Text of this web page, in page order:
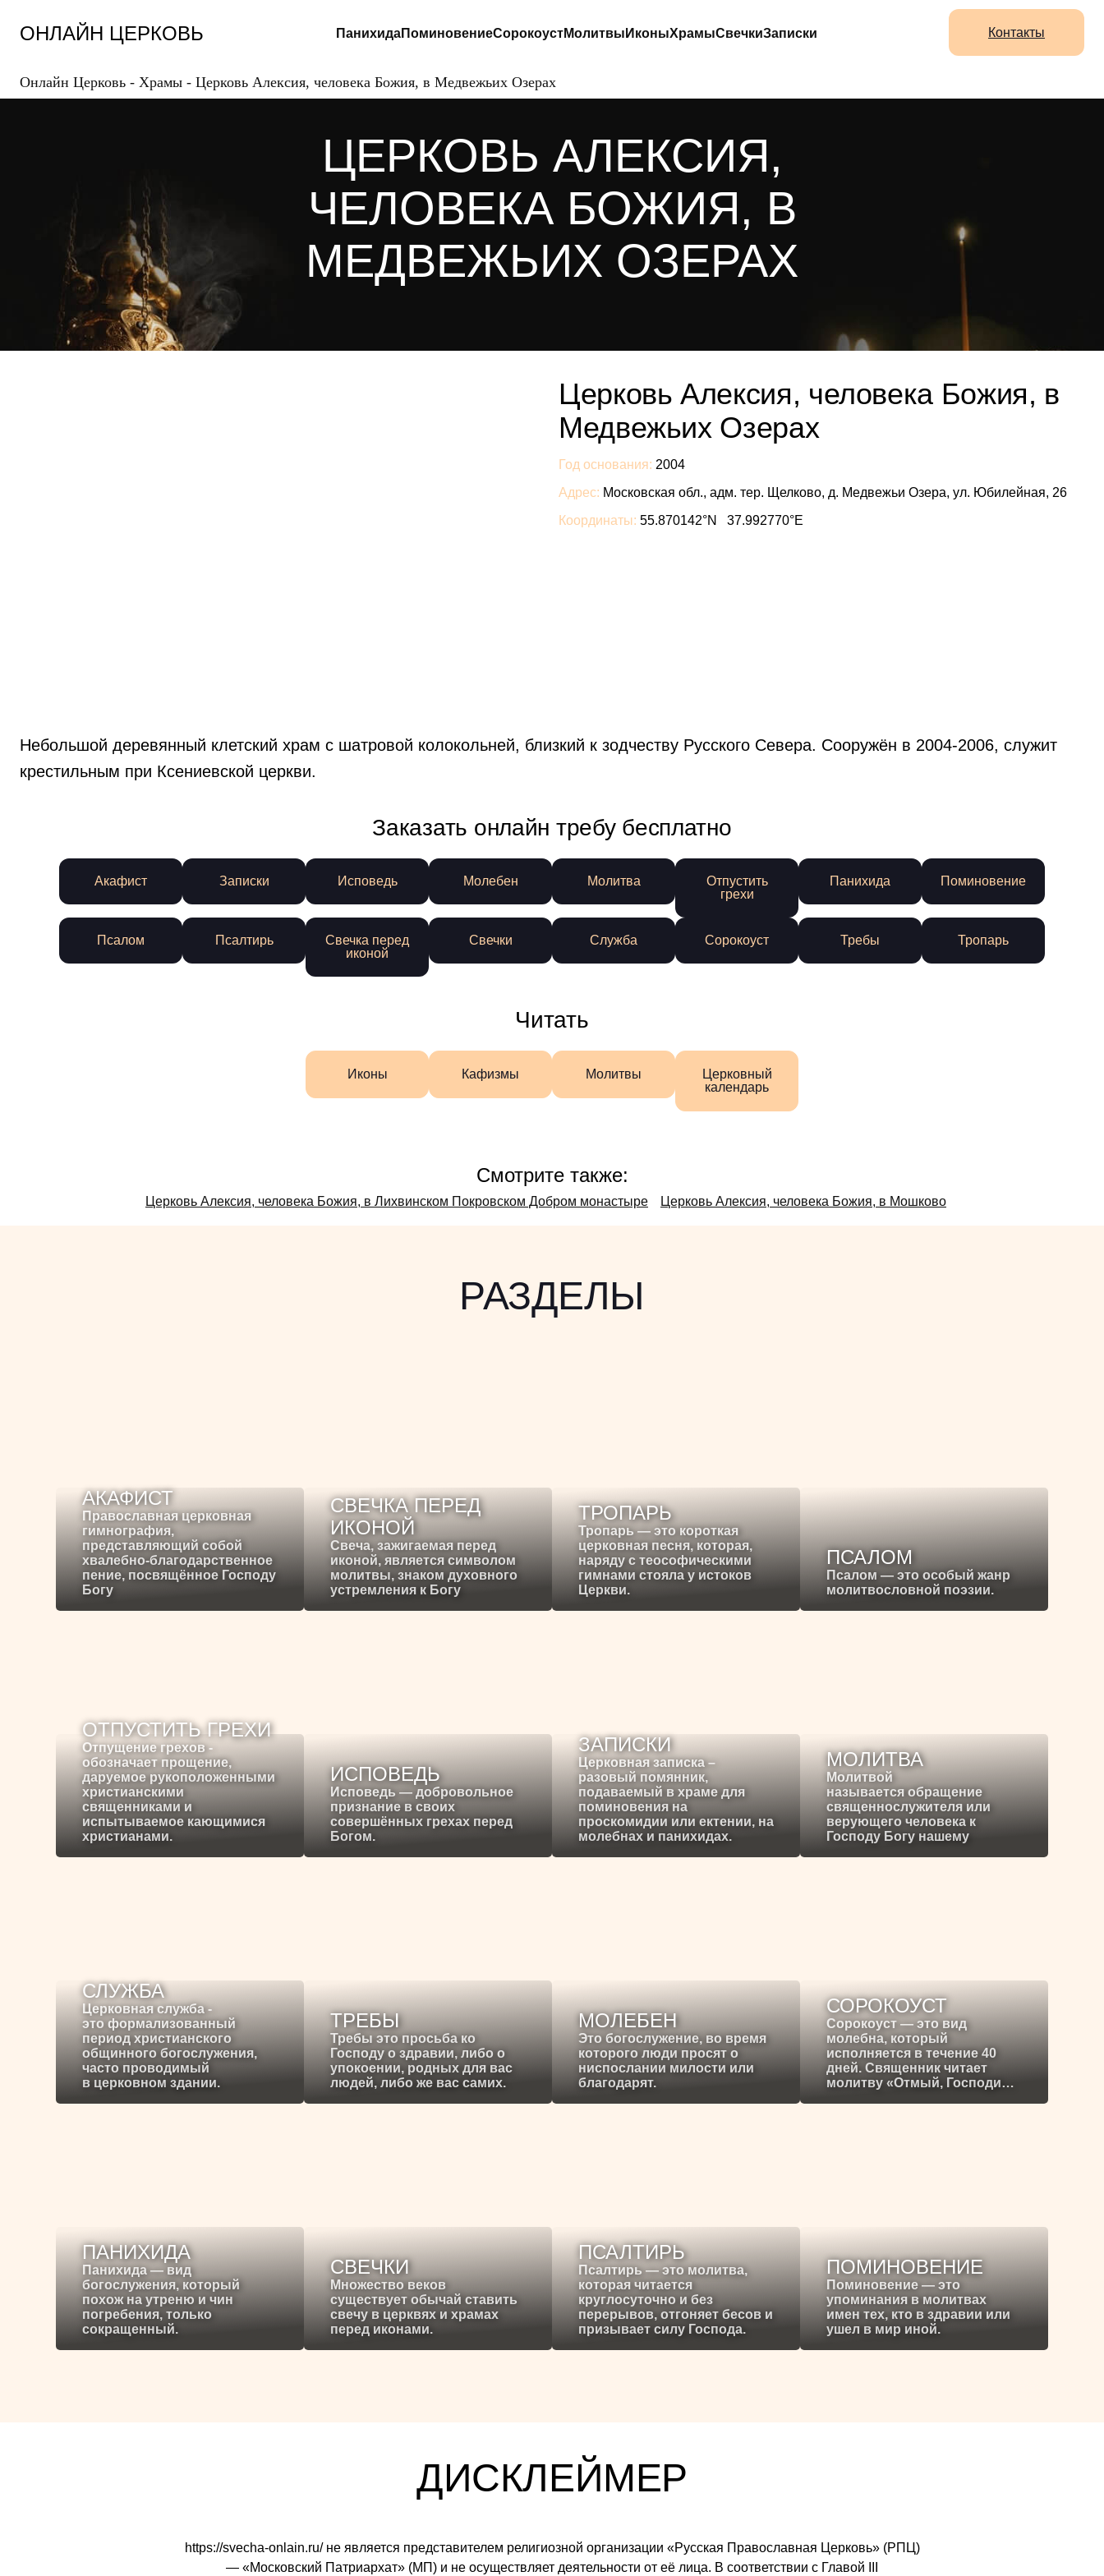
содержанию
ОНЛАЙН ЦЕРКОВЬ ПанихидаПоминовениеСорокоустМолитвы ИконыХрамыСвечкиЗаписки Контакты
Онлайн Церковь - Храмы - Церковь Алексия, человека Божия, в Медвежьих Озерах
ЦЕРКОВЬ АЛЕКСИЯ,
ЧЕЛОВЕКА БОЖИЯ, В
МЕДВЕЖЬИХ ОЗЕРАХ
Церковь Алексия, человека Божия, в
Медвежьих Озерах
Год основания: 2004
Адрес: Московская обл., адм. тер. Щелково, д. Медвежьи Озера, ул. Юбилейная, 26
Координаты: 55.870142°N 37.992770°E
Небольшой деревянный клетский храм с шатровой колокольней, близкий к зодчеству Русского Севера. Сооружён в 2004-2006, служит
крестильным при Ксениевской церкви.
Заказать онлайн требу бесплатно
Акафист Записки Исповедь Молебен Молитва
Отпустить
грехи
Панихида Поминовение
Псалом Псалтирь
Свечка перед
иконой
Свечки Служба Сорокоуст Требы Тропарь
Читать
Иконы Кафизмы Молитвы
Церковный
календарь
Смотрите также:
Церковь Алексия, человека Божия, в Лихвинском Покровском Добром монастыре Церковь Алексия, человека Божия, в Мошково
РАЗДЕЛЫ
АКАФИСТ
Православная церковная
гимнография,
представляющий собой
хвалебно-благодарственное
пение, посвящённое Господу
Богу
СВЕЧКА ПЕРЕД
ИКОНОЙ
Свеча, зажигаемая перед
иконой, является символом
молитвы, знаком духовного
устремления к Богу
ТРОПАРЬ
Тропарь — это короткая
церковная песня, которая,
наряду с теософическими
гимнами стояла у истоков
Церкви.
ПСАЛОМ
Псалом — это особый жанр
молитвословной поэзии.
ОТПУСТИТЬ ГРЕХИ
Отпущение грехов -
обозначает прощение,
даруемое рукоположенными
христианскими
священниками и
испытываемое кающимися
христианами.
ИСПОВЕДЬ
Исповедь — добровольное
признание в своих
совершённых грехах перед
Богом.
ЗАПИСКИ
Церковная записка –
разовый помянник,
подаваемый в храме для
поминовения на
проскомидии или ектении, на
молебнах и панихидах.
МОЛИТВА
Молитвой
называется обращение
священнослужителя или
верующего человека к
Господу Богу нашему
СЛУЖБА
Церковная служба -
это формализованный
период христианского
общинного богослужения,
часто проводимый
в церковном здании.
ТРЕБЫ
Требы это просьба ко
Господу о здравии, либо о
упокоении, родных для вас
людей, либо же вас самих.
МОЛЕБЕН
Это богослужение, во время
которого люди просят о
ниспослании милости или
благодарят.
СОРОКОУСТ
Сорокоуст — это вид
молебна, который
исполняется в течение 40
дней. Священник читает
молитву «Отмый, Господи…
ПАНИХИДА
Панихида — вид
богослужения, который
похож на утреню и чин
погребения, только
сокращенный.
СВЕЧКИ
Множество веков
существует обычай ставить
свечу в церквях и храмах
перед иконами.
ПСАЛТИРЬ
Псалтирь — это молитва,
которая читается
круглосуточно и без
перерывов, отгоняет бесов и
призывает силу Господа.
ПОМИНОВЕНИЕ
Поминовение — это
упоминания в молитвах
имен тех, кто в здравии или
ушел в мир иной.
ДИСКЛЕЙМЕР
https://svecha-onlain.ru/ не является представителем религиозной организации «Русская Православная Церковь» (РПЦ)
— «Московский Патриархат» (МП) и не осуществляет деятельности от её лица. В соответствии с Главой III